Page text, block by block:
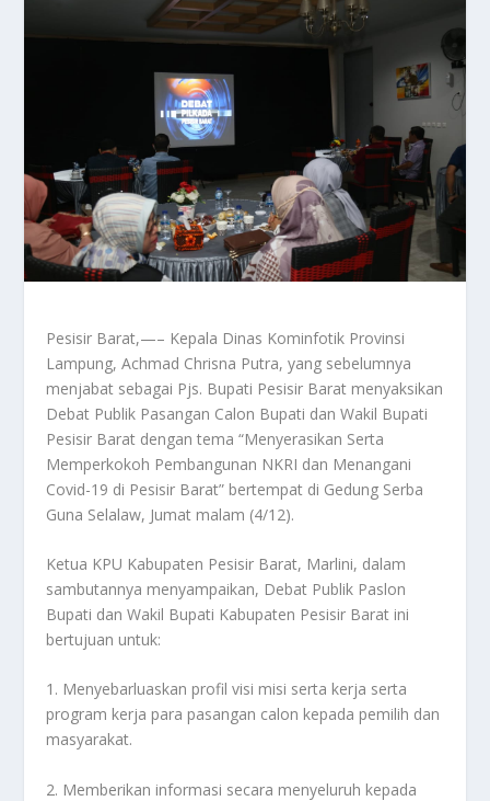
Pesisir Barat,—– Kepala Dinas Kominfotik Provinsi
Lampung, Achmad Chrisna Putra, yang sebelumnya
menjabat sebagai Pjs. Bupati Pesisir Barat menyaksikan
Debat Publik Pasangan Calon Bupati dan Wakil Bupati
Pesisir Barat dengan tema “Menyerasikan Serta
Memperkokoh Pembangunan NKRI dan Menangani
Covid-19 di Pesisir Barat” bertempat di Gedung Serba
Guna Selalaw, Jumat malam (4/12).
Ketua KPU Kabupaten Pesisir Barat, Marlini, dalam
sambutannya menyampaikan, Debat Publik Paslon
Bupati dan Wakil Bupati Kabupaten Pesisir Barat ini
bertujuan untuk:
1. Menyebarluaskan profil visi misi serta kerja serta
program kerja para pasangan calon kepada pemilih dan
masyarakat.
2. Memberikan informasi secara menyeluruh kepada